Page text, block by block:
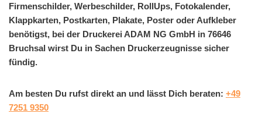
Firmenschilder, Werbeschilder, RollUps, Fotokalender,
Klappkarten, Postkarten, Plakate, Poster oder Aufkleber
benötigst, bei der Druckerei ADAM NG GmbH in 76646
Bruchsal wirst Du in Sachen Druckerzeugnisse sicher
fündig.
Am besten Du rufst direkt an und lässt Dich beraten: +49
7251 9350